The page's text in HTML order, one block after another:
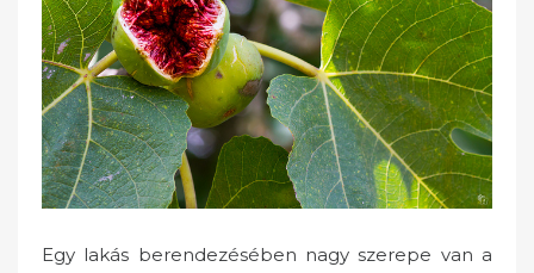
d
o
n
Egy lakás berendezésében nagy szerepe van a